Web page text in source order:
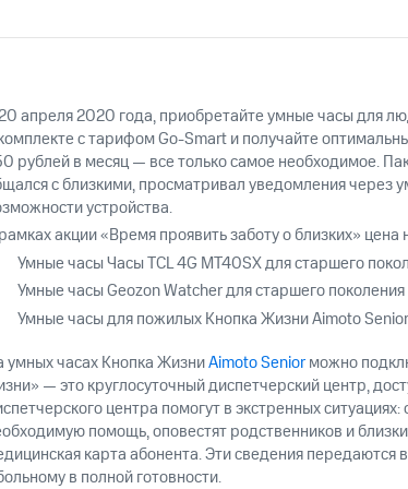
ГудокМой МТСВсе приложения
15%
МТСНастройки автоплатежаПополнить
карту МТС PayОплата по QR-коду за
музыка и многое другое
доступ к геолокации
нашем приложении
Гудок Все приложения
апреля 2020 года, приобретайте умные часы для
с тарифомGo-Smartи получайте
рублей в месяц — все только самое необходимое.
с близкими, просматривал уведомления через
устройства.
акции «Время проявить заботу о близких» цена
Умные часы Часы TCL 4G MT40SX для старшего
Умные часы Geozon Watcher для старшего
Умные часы для пожилых Кнопка Жизни Aimoto
умных часах Кнопка ЖизниAimoto Seniorможно
— это круглосуточный диспетчерский центр,
центра помогут в экстренных
помощь, оповестят родственников и
карта абонента. Эти сведения
в полной готовности.